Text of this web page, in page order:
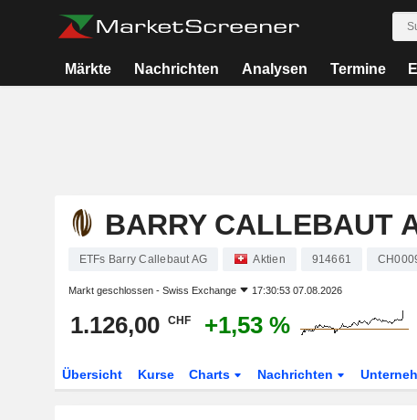
Märkte Nachrichten Analysen Termine
BARRY CALLEBAUT
ETFs Barry Callebaut AG Aktien 914661
Markt geschlossen - Swiss Exchange 17:30:53 07.08.2026
1.126,00 CHF +1,53 %
Übersicht Kurse Charts Nachrichten